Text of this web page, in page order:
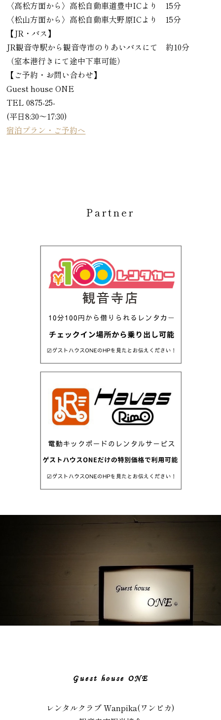
〈高松方面から〉高松自動車道豊中ICより 15分
〈松山方面から〉高松自動車大野原ICより 15分
【JR・バス】
JR観音寺駅から観音寺市のりあいバスにて 約10分
（室本港行きにて途中下車可能）
【ご予約・お問い合わせ】
Guest house ONE
TEL 0875-25-
(平日8:30～17:30)
宿泊プラン・ご予約へ
Partner
Guest house ONE
レンタルクラブ Wanpika(ワンピカ)